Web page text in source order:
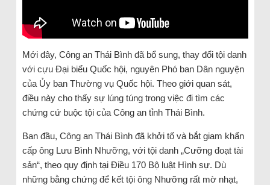
Mới đây, Công an Thái Bình đã bổ sung, thay đổi tội danh
với cựu Đại biểu Quốc hội, nguyên Phó ban Dân nguyện
của Ủy ban Thường vụ Quốc hội. Theo giới quan sát,
điều này cho thấy sự lúng túng trong việc đi tìm các
chứng cứ buộc tội của Công an tỉnh Thái Bình.
Ban đầu, Công an Thái Bình đã khởi tố và bắt giam khẩn
cấp ông Lưu Bình Nhưỡng, với tội danh „Cưỡng đoạt tài
sản“, theo quy định tại Điều 170 Bộ luật Hình sự. Dù
những bằng chứng để kết tội ông Nhưỡng rất mờ nhạt,